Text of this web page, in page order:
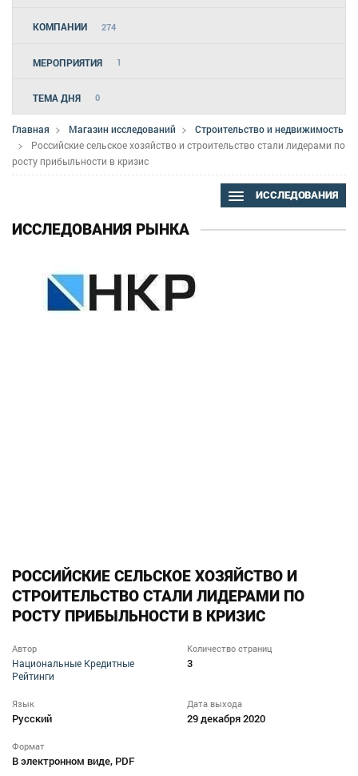
КОМПАНИИ 274
МЕРОПРИЯТИЯ 1
ТЕМА ДНЯ 0
Главная Магазин исследований
Строительство и недвижимость
Российские сельское хозяйство и строительство стали лидерами по
росту прибыльности в кризис
ИССЛЕДОВАНИЯ
ИССЛЕДОВАНИЯ РЫНКА
РОССИЙСКИЕ СЕЛЬСКОЕ ХОЗЯЙСТВО И
СТРОИТЕЛЬСТВО СТАЛИ ЛИДЕРАМИ ПО
РОСТУ ПРИБЫЛЬНОСТИ В КРИЗИС
Автор
Национальные Кредитные
Рейтинги
Количество страниц
3
Язык
Русский
Дата выхода
29 декабря 2020
Формат
В электронном виде, PDF